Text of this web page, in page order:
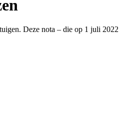
Deze nota – die op 1 juli 2022